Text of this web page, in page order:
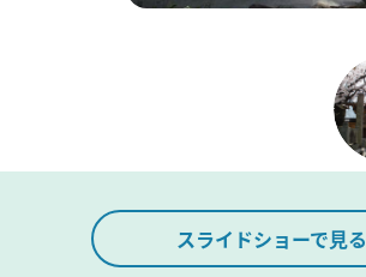
スライドショーで見る